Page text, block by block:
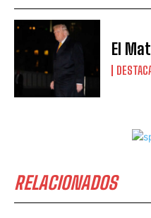
El
RELACIONADOS